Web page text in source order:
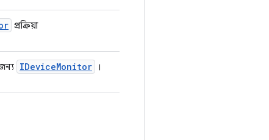
প্রক্রিয়া
IDeviceMonitor ।